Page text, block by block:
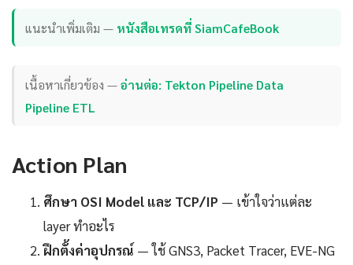
แนะนำเพิ่มเติม — หนังสือเทรดที่ SiamCafeBook
เนื้อหาเกี่ยวข้อง —อ่านต่อ: Tekton Pipeline Data
Pipeline ETL
Action Plan
ศึกษา OSI Model และ TCP/IP — เข้าใจว่าแต่ละ
layer ทำอะไร
ฝึกตั้งค่าอุปกรณ์ — ใช้ GNS3, Packet Tracer, EVE-NG